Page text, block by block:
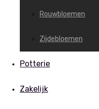
Rouwbloemen
Zijdebloemen
Potterie
Zakelijk